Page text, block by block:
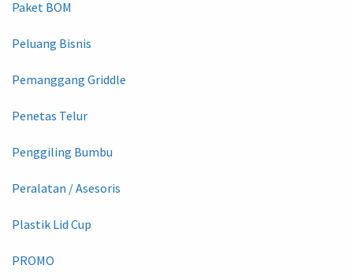
Paket BOM
Peluang Bisnis
Pemanggang Griddle
Penetas Telur
Penggiling Bumbu
Peralatan / Asesoris
Plastik Lid Cup
PROMO